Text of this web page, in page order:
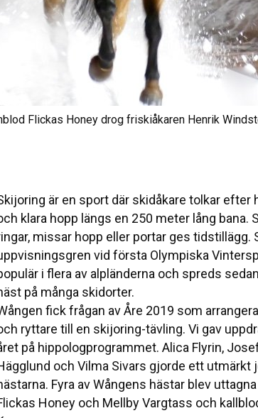
Flickas Honey drog friskiåkaren Henrik
är en sport där skidåkare tolkar efter
klara hopp längs en 250 meter lång bana.
missar hopp eller portar ges
vid första Olympiska
i flera av alpländerna och spreds
på många skidorter.
fick frågan av Åre 2019 som
ryttare till en skijoring-tävling. Vi gav
på hippologprogrammet. Alica Flyrin,
och Vilma Sivars gjorde ett utmärkt
Fyra av Wångens hästar blev
Honey och Mellby Vargtass och